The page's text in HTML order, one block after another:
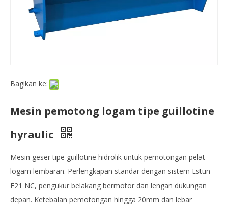
Bagikan ke:
Mesin pemotong logam tipe guillotine
hyraulic
Mesin geser tipe guillotine hidrolik untuk pemotongan pelat
logam lembaran. Perlengkapan standar dengan sistem Estun
E21 NC, pengukur belakang bermotor dan lengan dukungan
depan. Ketebalan pemotongan hingga 20mm dan lebar